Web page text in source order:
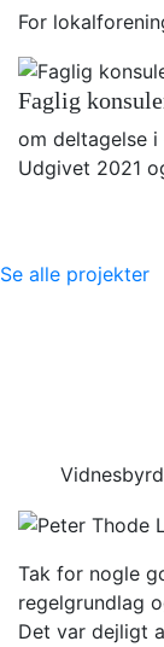
For
Faglig
om deltagelse
Udgivet 2021
Se alle projekter
Tak for nogle
regelgrundlag
Det var dejligt